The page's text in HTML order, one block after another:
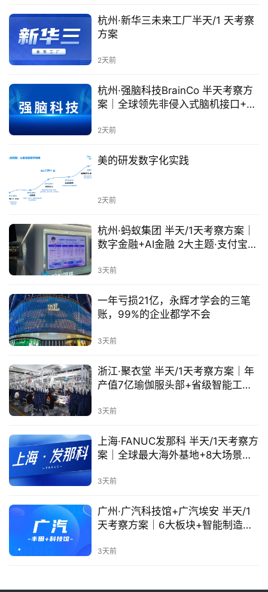
杭州·新华三未来工厂半天/1 天考察
方案
2天前
杭州·强脑科技BrainCo 半天考察方
案｜全球领先非侵入式脑机接口+9
2天前
美的研发数字化实践
2天前
杭州·蚂蚁集团 半天/1天考察方案｜
数字金融+AI金融 2大主题·支付宝10
3天前
一年亏损21亿，永辉才学会的三笔
账，99%的企业都学不会
3天前
浙江·聚衣堂 半天/1天考察方案｜年
产值7亿瑜伽服头部+省级智能工厂
3天前
上海·FANUC发那科 半天/1天考察方
案｜全球最大海外基地+8大场景机
3天前
广州·广汽科技馆+广汽埃安 半天/1
天考察方案｜6大板块+智能制造工
3天前